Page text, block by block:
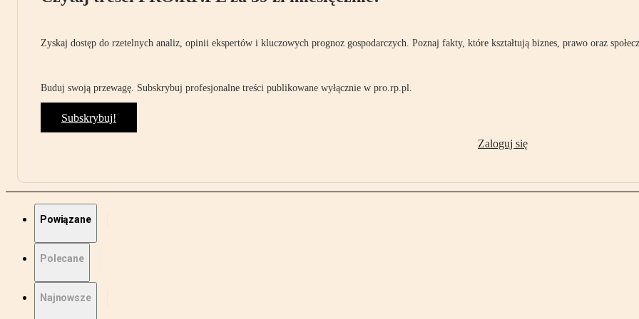
Zyskaj dostęp do rzetelnych analiz, opinii ekspertów i kluczowych prognoz gospodarczych. Poznaj fakty, które kształtują biznes, prawo oraz
Buduj swoją przewagę. Subskrybuj profesjonalne treści publikowane wyłącznie w pro.rp.pl.
Subskrybuj!
Zaloguj się
Powiązane
Polecane
Najnowsze